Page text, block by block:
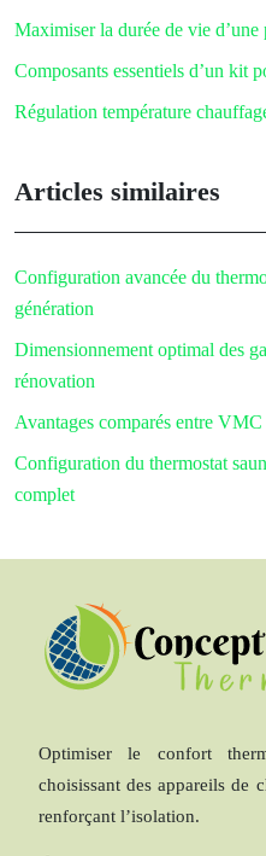
Maximiser la durée de vie d’une
Composants essentiels d’un kit
Régulation température
Articles similaires
Configuration avancée du
génération
Dimensionnement optimal des
rénovation
Avantages comparés entre
Configuration du thermostat
complet
Optimiser le confort
choisissant des appareils de
renforçant l’isolation.